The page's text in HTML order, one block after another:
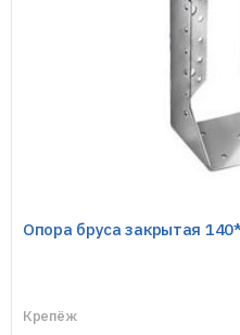
Опора бруса закрытая
Крепёж